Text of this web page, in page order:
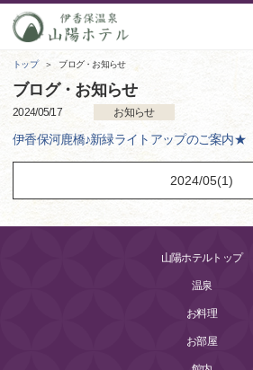
トップ ブログ・お知らせ
ブログ・お知らせ
2024/05/17 お知らせ
伊香保河鹿橋♪新緑ライトアップのご案内★
山陽ホテルトップ
温泉
お料理
お部屋